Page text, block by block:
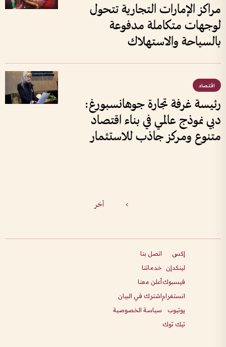
مراكز الإمارات التجارية تتحول
لوجهات متكاملة مدفوعة
بالسياحة والاستهلاك
اقتصاد
رئيسة غرفة تجارة جوهانسبورغ:
دبي نموذج عالمي في بناء اقتصاد
متنوع ومركز جاذب للاستثمار
> آخر
إكس
لينكدإن
فيسبوك
انستغرام
يوتيوب
تيك توك
اتصل بنا
خدماتنا
أعلن معنا
اشترك في البيان
سياسة الخصوصية